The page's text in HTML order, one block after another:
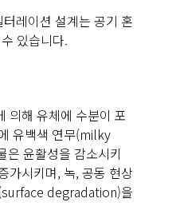
레이션 설계는 공기 혼
있습니다.
의해 유체에 수분이 포
유백색 연무(milky
은 윤활성을 감소시키
가시키며, 녹, 공동 현상
degradation)을